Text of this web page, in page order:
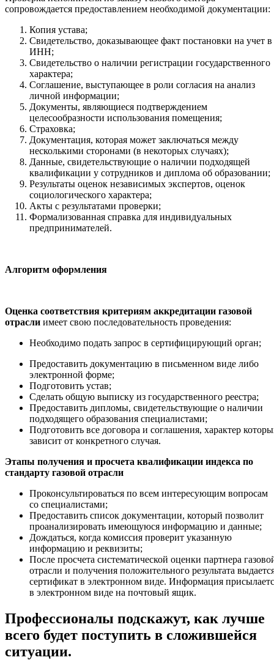
сопровождается предоставлением необходимой документации:
Копия устава;
Свидетельство, доказывающее факт постановки на учет в
ИНН;
Свидетельство о наличии регистрации государственного
характера;
Соглашение, выступающее в роли согласия на анализ
личной информации;
Документы, являющиеся подтверждением
целесообразности использования помещения;
Страховка;
Документация, которая может заключаться между
несколькими сторонами (в некоторых случаях);
Данные, свидетельствующие о наличии подходящей
квалификации у сотрудников и диплома об образовании;
Результаты оценок независимых экспертов, оценок
социологического характера;
Акты с результатами проверки;
Формализованная справка для индивидуальных
предпринимателей.
Алгоритм оформления
Оценка соответствия критериям аккредитации газовой
отрасли имеет свою последовательность проведения:
Необходимо подать запрос в сертифицирующий орган;
Предоставить документацию в письменном виде либо
электронной форме;
Подготовить устав;
Сделать общую выписку из государственного реестра;
Предоставить дипломы, свидетельствующие о наличии
подходящего образования специалистами;
Подготовить все договора и соглашения, характер
зависит от конкретного случая.
Этапы получения и просчета квалификации индекса по
стандарту газовой отрасли
Проконсультироваться по всем интересующим вопросам
со специалистами;
Предоставить список документации, который позволит
проанализировать имеющуюся информацию и данные;
Дождаться, когда комиссия проверит указанную
информацию и реквизиты;
После просчета систематической оценки партнера
отрасли и получения положительного результата
сертификат в электронном виде. Информация
в электронном виде на почтовый ящик.
Профессионалы подскажут, как лучше
всего будет поступить в сложившейся
ситуации.